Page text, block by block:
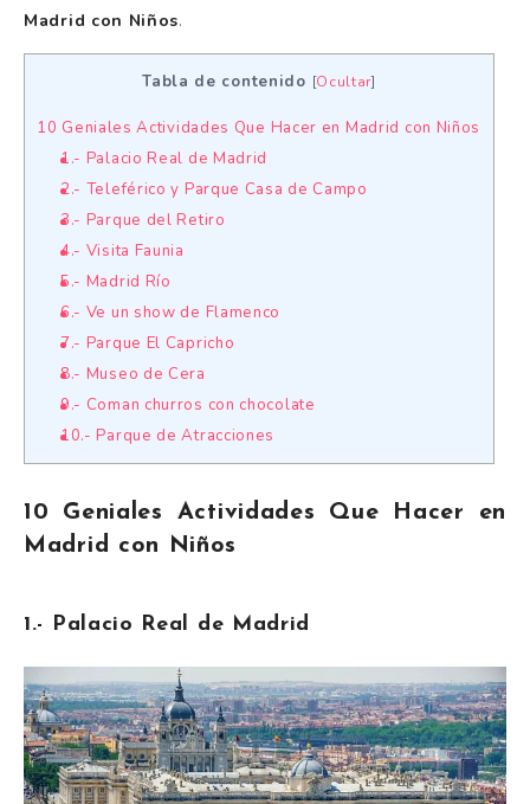
Madrid con Niños.
Tabla de contenido [Ocultar]
10 Geniales Actividades Que Hacer en Madrid con Niños
1.- Palacio Real de Madrid
2.- Teleférico y Parque Casa de Campo
3.- Parque del Retiro
4.- Visita Faunia
5.- Madrid Río
6.- Ve un show de Flamenco
7.- Parque El Capricho
8.- Museo de Cera
9.- Coman churros con chocolate
10.- Parque de Atracciones
10 Geniales Actividades Que Hacer en
Madrid con Niños
1.- Palacio Real de Madrid